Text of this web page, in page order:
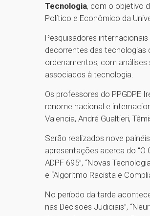
Tecnologia, com o objetivo
Político e Econômico da
Pesquisadores
decorrentes das tecnologias
ordenamentos, com
associados à tecnologia.
Os professores do PPGDPE
renome nacional e
Valencia, André Gualtieri,
Serão realizados nove
apresentações acerca do “O
ADPF 695”, “Novas
e “Algoritmo Racista e
No período da tarde
nas Decisões Judiciais”,